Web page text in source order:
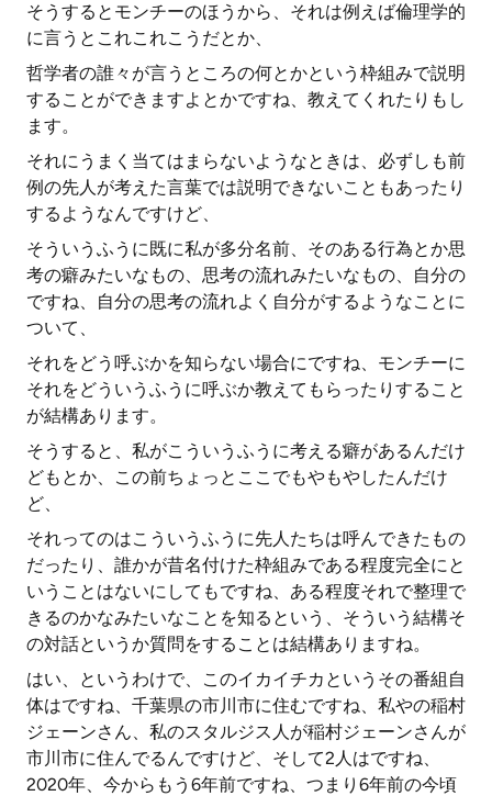
そうするとモンチーのほうから、それは例えば倫理学的
に言うとこれこれこうだとか、
哲学者の誰々が言うところの何とかという枠組みで説明
することができますよとかですね、教えてくれたりもし
ます。
それにうまく当てはまらないようなときは、必ずしも前
例の先人が考えた言葉では説明できないこともあったり
するようなんですけど、
そういうふうに既に私が多分名前、そのある行為とか思
考の癖みたいなもの、思考の流れみたいなもの、自分の
ですね、自分の思考の流れよく自分がするようなことに
ついて、
それをどう呼ぶかを知らない場合にですね、モンチーに
それをどういうふうに呼ぶか教えてもらったりすること
が結構あります。
そうすると、私がこういうふうに考える癖があるんだけ
どもとか、この前ちょっとここでもやもやしたんだけ
ど、
それってのはこういうふうに先人たちは呼んできたもの
だったり、誰かが昔名付けた枠組みである程度完全にと
いうことはないにしてもですね、ある程度それで整理で
きるのかなみたいなことを知るという、そういう結構そ
の対話というか質問をすることは結構ありますね。
はい、というわけで、このイカイチカというその番組自
体はですね、千葉県の市川市に住むですね、私やの稲村
ジェーンさん、私のスタルジス人が稲村ジェーンさんが
市川市に住んでるんですけど、そして2人はですね、
2020年、今からもう6年前ですね、つまり6年前の今頃